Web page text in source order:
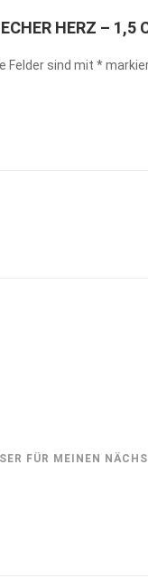
HERZ – 1,5
Felder sind mit *
FÜR MEINEN